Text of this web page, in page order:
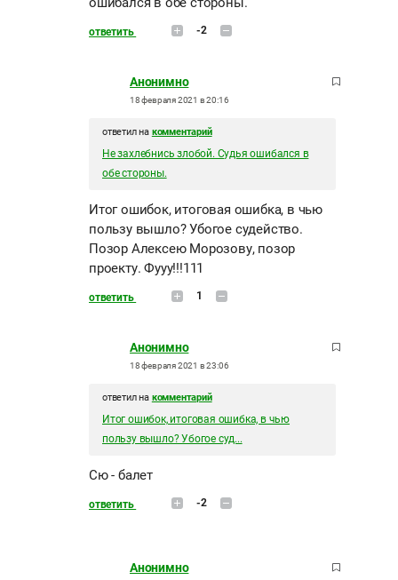
ответить -2
Анонимно
18 февраля 2021 в 20:16
ответил на комментарий
Не захлебнись злобой. Судья ошибался в
обе стороны.
Итог ошибок, итоговая ошибка, в чью
пользу вышло? Убогое судейство.
Позор Алексею Морозову, позор
проекту. Фууу!!!111
ответить 1
Анонимно
18 февраля 2021 в 23:06
ответил на комментарий
Итог ошибок, итоговая ошибка, в чью
пользу вышло? Убогое суд...
Сю - балет
ответить -2
Анонимно